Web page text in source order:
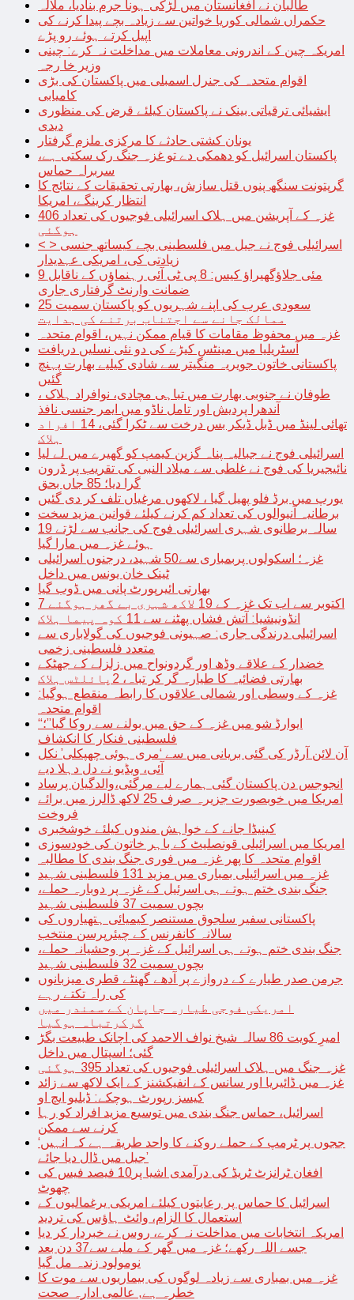
طالبان نے افغانستان میں لڑکی ہونا جرم بنادیا، ملالہ
حکمراں شمالی کوریا خواتین سے زیادہ بچے پیدا کرنے کی
اپیل کرتے ہوئے رو پڑے
امریکہ چین کے اندرونی معاملات میں مداخلت نہ کرے: چینی
وزیر خا رجہ
اقوام متحدہ کی جنرل اسمبلی میں پاکستان کی بڑی
کامیابی
ایشیائی ترقیاتی بینک نے پاکستان کیلئے قرض کی منظوری
دیدی
یونان کشتی حادثے کا مرکزی ملزم گرفتار
پاکستان اسرائیل کو دھمکی دے تو غزہ جنگ رک سکتی ہے،
سربراہ حماس
گرپتونت سنگھ پنوں قتل سازش، بھارتی تحقیقات کے نتائج کا
انتظار کرینگے، امریکا
غزہ کے آپریشن میں ہلاک اسرائیلی فوجیوں کی تعداد 406
ہوگئی
< > اسرائیلی فوج نے جیل میں فلسطینی بچے کیساتھ جنسی
زیادتی کی، امریکی عہدیدار
9 مئی جلاؤگھیراؤ کیس: 8 پی ٹی آئی رہنماؤں کے ناقابل
ضمانت وارنٹ گرفتاری جاری
سعودی عرب کی اپنے شہریوں کو پاکستان سمیت 25
ممالک جانے سے اجتناب برتنے کی ہدایت
غزہ میں محفوظ مقامات کا قیام ممکن نہیں، اقوام متحدہ
آسٹریلیا میں مینٹس کیڑے کی دو نئی نسلیں دریافت
پاکستانی خاتون جویریہ منگیتر سے شادی کیلیے بھارت پہنچ
گئیں
طوفان نے جنوبی بھارت میں تباہی مچادی، نوافراد ہلاک ،
آندھرا پردیش اور تامل ناڈو میں ایمر جنسی نافذ
تھائی لینڈ میں ڈبل ڈیکر بس درخت سے ٹکرا گئی، 14 افراد
ہلاک
اسرائیلی فوج نے جبالیہ پناہ گزین کیمپ کو گھیرے میں لے لیا
نائیجیریا کی فوج نے غلطی سے میلاد النبی کی تقریب پر ڈرون
گرا دیا؛ 85 جاں بحق
یورپ میں برڈ فلو پھیل گیا ، لاکھوں مرغیاں تلف کر دی گئیں
برطانیہ آنیوالوں کی تعداد کم کرنے کیلئے قوانین مزید سخت
19 سالہ برطانوی شہری اسرائیلی فوج کی جانب سے لڑتے
ہوئے غزہ میں مارا گیا
غزہ؛ اسکولوں پربمباری سے50 شہید، درجنوں اسرائیلی
ٹینک خان یونس میں داخل
بھارتی ائیرپورٹ پانی میں ڈوب گیا
7 اکتوبر سے اب تک غزہ کے 19 لاکھ شہری بے گھر ہوگئے
انڈونیشیا: آتش فشاں پھٹنے سے 11 کوہ پیما ہلاک
اسرائیلی درندگی جاری: صہیونی فوجیوں کی گولاباری سے
متعدد فلسطینی زخمی
خضدار کے علاقے وڈھ اور گردونواح میں زلزلے کے جھٹکے
بھارتی فضائیہ کا طیارہ گر کر تباہ، 2پائلٹس ہلاک
غزہ کے وسطی اور شمالی علاقوں کا رابطہ منقطع ہوگیا:
اقوام متحدہ
“ایوارڈ شو میں غزہ کے حق میں بولنے سے روکا گیا”؛
فلسطینی فنکار کا انکشاف
آن لائن آرڈر کی گئی بریانی میں سے ‘مری ہوئی چھپکلی’ نکل
آئی، ویڈیو نے دل دہلا دیے
انجوجس دن پاکستان گئی ہمارے لیے مرگئی،والدگیان پرساد
امریکا میں خوبصورت جزیرہ صرف 25 لاکھ ڈالرز میں برائے
فروخت
کینیڈا جانے کے خواہش مندوں کیلئے خوشخبری
امریکا میں اسرائیلی قونصلیٹ کے باہر خاتون کی خودسوزی
اقوام متحدہ کا پھر غزہ میں فوری جنگ بندی کا مطالبہ
غزہ میں اسرائیلی بمباری میں مزید 131 فلسطینی شہید
جنگ بندی ختم ہوتے ہی اسرئیل کے غزہ پر دوبارہ حملے،
بچوں سمیت 37 فلسطینی شہید
پاکستانی سفیر سلجوق مستنصر کیمیائی ہتھیاروں کی
سالانہ کانفرنس کے چیئرپرسن منتخب
جنگ بندی ختم ہوتے ہی اسرائیل کے غزہ پر وحشیانہ حملے،
بچوں سمیت 32 فلسطینی شہید
جرمن صدر طیارے کے دروازے پر آدھے گھنٹے قطری میزبانوں
کی راہ تکتے رہے
امریکی فوجی طیارہ جاپان کے سمندر میں
گرکرتباہ ہوگیا
امیرِ کویت 86 سالہ شیخ نواف الاحمد کی اچانک طبیعت بگڑ
گئی؛ اسپتال میں داخل
غزہ جنگ میں ہلاک اسرائیلی فوجیوں کی تعداد 395 ہوگئی
غزہ میں ڈائیریا اور سانس کے انفیکشنز کے ایک لاکھ سے زائد
کیسز رپورٹ ہوچکے: ڈبلیو ایچ او
اسرائیل، حماس جنگ بندی میں توسیع مزید افراد کو رہا
کرنے سے ممکن
‘ججوں پر ٹرمپ کے حملے روکنے کا واحد طریقہ ہے کہ انہیں
جیل میں ڈال دیا جائے’
افغان ٹرانزٹ ٹریڈ کی درآمدی اشیا پر10 فیصد فیس کی
چھوٹ
اسرائیل کا حماس پر رعایتوں کیلئے امریکی یرغمالیوں کے
استعمال کا الزام، وائٹ ہاؤس کی تردید
امریکہ انتخابات میں مداخلت نہ کرے، روس نے خبردار کر دیا
جسے اللہ رکھے؛ غزہ میں گھر کے ملبے سے37 دن بعد
نومولود زندہ مل گیا
غزہ میں بمباری سے زیادہ لوگوں کی بیماریوں سے موت کا
خطرہ ہے, عالمی ادارہ صحت